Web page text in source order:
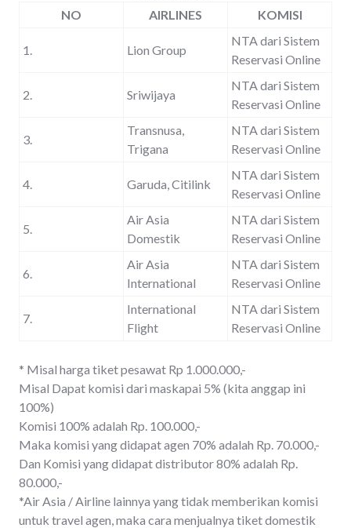
NO
AIRLINES KOMISI
1. Lion Group
NTA dari Sistem
Reservasi Online
2. Sriwijaya
NTA dari Sistem
Reservasi Online
3.
Transnusa,
Trigana
NTA dari Sistem
Reservasi Online
4. Garuda, Citilink
NTA dari Sistem
Reservasi Online
5.
Air Asia
Domestik
NTA dari Sistem
Reservasi Online
6.
Air Asia
International
NTA dari Sistem
Reservasi Online
7.
International
Flight
NTA dari Sistem
Reservasi Online
* Misal harga tiket pesawat Rp 1.000.000,-
Misal Dapat komisi dari maskapai 5% (kita anggap ini
100%)
Komisi 100% adalah Rp. 100.000,-
Maka komisi yang didapat agen 70% adalah Rp. 70.000,-
Dan Komisi yang didapat distributor 80% adalah Rp.
80.000,-
*Air Asia / Airline lainnya yang tidak memberikan komisi
untuk travel agen, maka cara menjualnya tiket domestik